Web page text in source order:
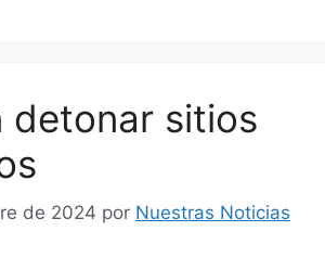
detonar sitios
de 2024 por Nuestras Noticias